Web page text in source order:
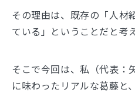
その理由は、既存の「人材
ている」ということだと考
そこで今回は、私（代表：
に味わったリアルな葛藤と